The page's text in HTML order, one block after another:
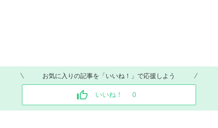
お気に入りの記事を「いいね！」で応援しよう
いいね！ 0